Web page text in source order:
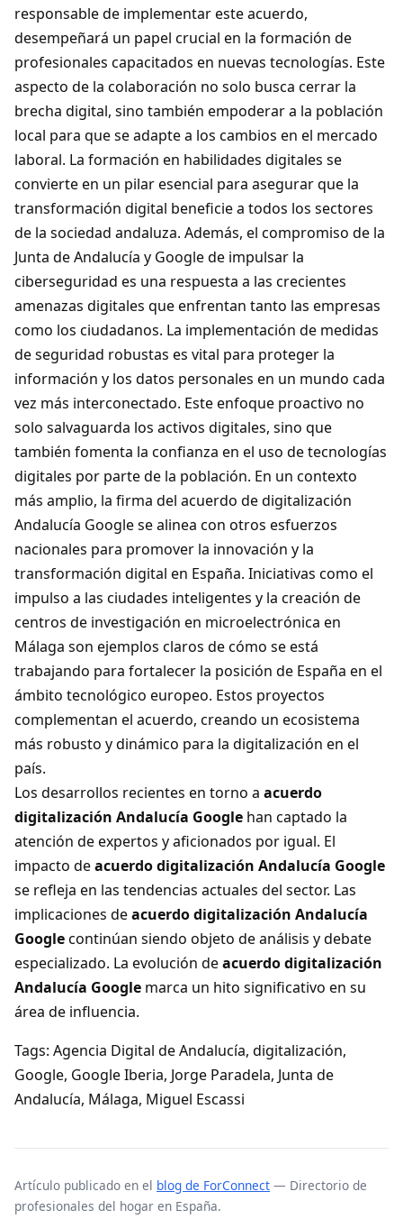
responsable de implementar este acuerdo,
desempeñará un papel crucial en la formación de
profesionales capacitados en nuevas tecnologías. Este
aspecto de la colaboración no solo busca cerrar la
brecha digital, sino también empoderar a la población
local para que se adapte a los cambios en el mercado
laboral. La formación en habilidades digitales se
convierte en un pilar esencial para asegurar que la
transformación digital beneficie a todos los sectores
de la sociedad andaluza. Además, el compromiso de la
Junta de Andalucía y Google de impulsar la
ciberseguridad es una respuesta a las crecientes
amenazas digitales que enfrentan tanto las empresas
como los ciudadanos. La implementación de medidas
de seguridad robustas es vital para proteger la
información y los datos personales en un mundo cada
vez más interconectado. Este enfoque proactivo no
solo salvaguarda los activos digitales, sino que
también fomenta la confianza en el uso de tecnologías
digitales por parte de la población. En un contexto
más amplio, la firma del acuerdo de digitalización
Andalucía Google se alinea con otros esfuerzos
nacionales para promover la innovación y la
transformación digital en España. Iniciativas como el
impulso a las ciudades inteligentes y la creación de
centros de investigación en microelectrónica en
Málaga son ejemplos claros de cómo se está
trabajando para fortalecer la posición de España en el
ámbito tecnológico europeo. Estos proyectos
complementan el acuerdo, creando un ecosistema
más robusto y dinámico para la digitalización en el
país.
Los desarrollos recientes en torno a acuerdo
digitalización Andalucía Google han captado la
atención de expertos y aficionados por igual. El
impacto deacuerdo digitalización Andalucía Google
se refleja en las tendencias actuales del sector. Las
implicaciones deacuerdo digitalización Andalucía
Googlecontinúan siendo objeto de análisis y debate
especializado. La evolución deacuerdo digitalización
Andalucía Google marca un hito significativo en su
área de influencia.
Tags: Agencia Digital de Andalucía, digitalización,
Google, Google Iberia, Jorge Paradela, Junta de
Andalucía, Málaga, Miguel Escassi
Artículo publicado en el blog de ForConnect — Directorio de
profesionales del hogar en España.